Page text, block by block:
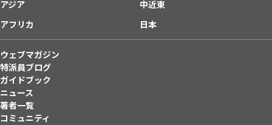
アジア
中近東
アフリカ
日本
ウェブマガジン
特派員ブログ
ガイドブック
ニュース
著者一覧
コミュニティ